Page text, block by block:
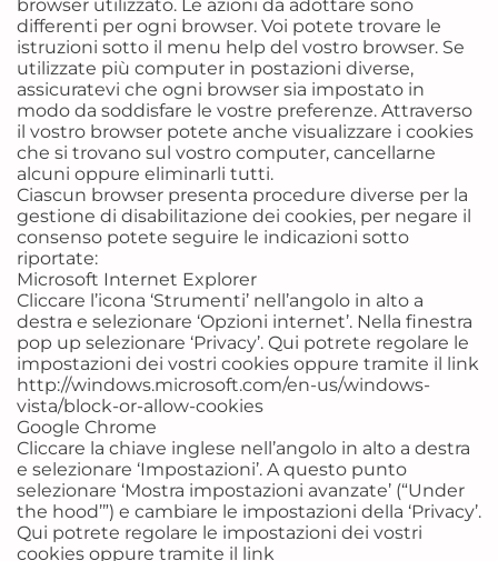
browser utilizzato. Le azioni da adottare sono
differenti per ogni browser. Voi potete trovare le
istruzioni sotto il menu help del vostro browser. Se
utilizzate più computer in postazioni diverse,
assicuratevi che ogni browser sia impostato in
modo da soddisfare le vostre preferenze. Attraverso
il vostro browser potete anche visualizzare i cookies
che si trovano sul vostro computer, cancellarne
alcuni oppure eliminarli tutti.
Ciascun browser presenta procedure diverse per la
gestione di disabilitazione dei cookies, per negare il
consenso potete seguire le indicazioni sotto
riportate:
Microsoft Internet Explorer
Cliccare l’icona ‘Strumenti’ nell’angolo in alto a
destra e selezionare ‘Opzioni internet’. Nella finestra
pop up selezionare ‘Privacy’. Qui potrete regolare le
impostazioni dei vostri cookies oppure tramite il link
http://windows.microsoft.com/en-us/windows-
vista/block-or-allow-cookies
Google Chrome
Cliccare la chiave inglese nell’angolo in alto a destra
e selezionare ‘Impostazioni’. A questo punto
selezionare ‘Mostra impostazioni avanzate’ (“Under
the hood’”) e cambiare le impostazioni della ‘Privacy’.
Qui potrete regolare le impostazioni dei vostri
cookies oppure tramite il link